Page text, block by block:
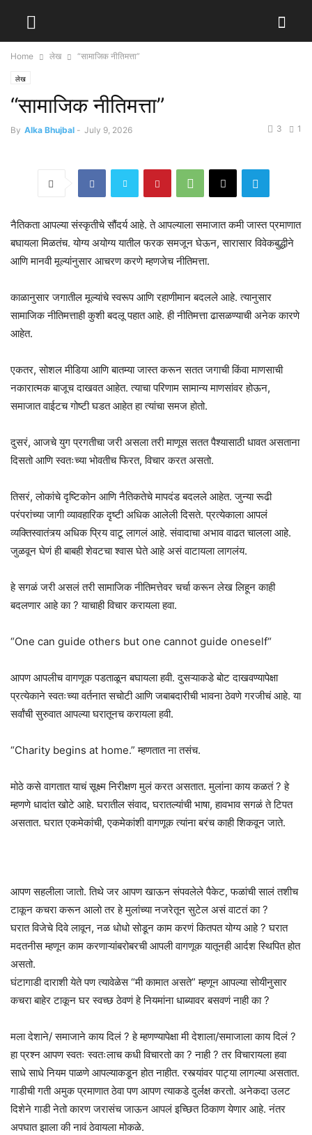
Home लेख “सामाजिक नीतिमत्ता”
लेख
“सामाजिक नीतिमत्ता”
By Alka Bhujbal - July 9, 2026 1
3
नैतिकता आपल्या संस्कृतीचे सौंदर्य आहे. ते आपल्याला समाजात कमी जास्त प्रमाणात
बघायला‌ मिळतंच. योग्य अयोग्य यातील फरक समजून घेऊन, सारासार विवेकबुद्धीने
आणि मानवी मूल्यांनुसार आचरण करणे म्हणजेच नीतिमत्ता.
काळानुसार जगातील मूल्यांचे स्वरूप आणि रहाणीमान बदलले आहे. त्यानुसार
सामाजिक नीतिमत्ताही कुशी बदलू पहात आहे. ही नीतिमत्ता ढासळण्याची अनेक कारणे
आहेत.
एकतर, सोशल मीडिया आणि बातम्या जास्त करून सतत जगाची किंवा माणसाची
नकारात्मक बाजूच दाखवत आहेत. त्याचा परिणाम सामान्य माणसांवर होऊन,
समाजात वाईटच गोष्टी घडत आहेत हा त्यांचा समज होतो.
दुसरं, आजचे युग प्रगतीचा जरी असला तरी माणूस सतत पैश्यासाठी धावत असताना
दिसतो आणि स्वतःच्या भोवतीच फिरत, विचार करत असतो.
तिसरं, लोकांचे दृष्टिकोन आणि नैतिकतेचे मापदंड बदलले आहेत. जुन्या रूढी
परंपरांच्या जागी व्यावहारिक दृष्टी अधिक आलेली दिसते. प्रत्येकाला आपलं
व्यक्तिस्वातंत्र्य अधिक प्रिय वाटू लागलं आहे. संवादाचा अभाव वाढत चालला आहे.
जुळवून घेणं ही बाबही शेवटचा श्वास घेते आहे असं वाटायला लागलंय.
हे सगळं जरी असलं तरी सामाजिक नीतिमत्तेवर चर्चा करून लेख लिहून काही
बदलणार आहे का ? याचाही विचार करायला हवा.
“One can guide others but one cannot guide oneself“
आपण आपलीच वागणूक पडताळून बघायला हवी. दुसऱ्याकडे बोट दाखवण्यापेक्षा
प्रत्येकाने स्वतःच्या वर्तनात सचोटी आणि जबाबदारीची भावना ठेवणे गरजीचं आहे. या
सर्वांची सुरुवात आपल्या घरातूनच करायला हवी.
“Charity begins at home.” म्हणतात ना तसंच.
मोठे कसे वागतात याचं सूक्ष्म निरीक्षण मुलं करत असतात. मुलांना काय कळतं ? हे
म्हणणे धादांत खोटे आहे. घरातील संवाद, घरातल्यांची भाषा, हावभाव सगळं ते टिपत
असतात. घरात एकमेकांची, एकमेकांशी वागणूक त्यांना बरंच काही शिकवून जाते.
आपण सहलीला जातो. तिथे जर आपण खाऊन संपवलेले पैकेट, फळांची सालं तशीच
टाकून कचरा करून आलो तर‌ हे मुलांच्या नजरेतून सुटेल असं वाटतं का ?
घरात विजेचे दिवे लावून, नळ धोधो‌ सोडून काम करणं कितपत योग्य आहे ? घरात
मदतनीस म्हणून काम करणाऱ्यांबरोबरची आपली वागणूक यातून‌ही आर्दश स्थिपित होत
असतो.
घंटागाडी दाराशी येते पण त्यावेळेस “मी कामात असते” म्हणून आपल्या सोयीनुसार
कचरा बाहेर टाकून घर स्वच्छ ठेवणं हे नियमांना धाब्यावर बसवणं नाही का ?
मला देशाने/ समाजाने काय दिलं ? हे म्हणण्यापेक्षा मी देशाला/समाजाला काय दिलं‌ ?
हा प्रश्न आपण स्वतः स्वतःलाच कधी विचारतो का ? नाही ? तर विचारायला हवा
साधे साधे नियम पाळणे‌ आपल्याकडून होत नाहीत. रस्त्यांवर पाट्या लागल्या असतात.
गाडीची गती अमुक प्रमाणात ठेवा पण आपण त्याकडे दुर्लक्ष करतो. अनेकदा उलट
दिशेने गाडी नेतो कारण जरासंच जाऊन आपलं इच्छित ठिकाण येणार आहे. नंतर
अपघात झाला की नावं ठेवायला मोकळे.